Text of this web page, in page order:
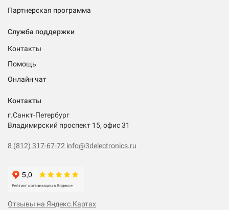
Партнерская программа
Служба поддержки
Контакты
Помощь
Онлайн чат
Контакты
г.Санкт-Петербург
Владимирский проспект 15, офис 31
8 (812) 317-67-72 info@3delectronics.ru
Отзывы на Яндекс.Картах